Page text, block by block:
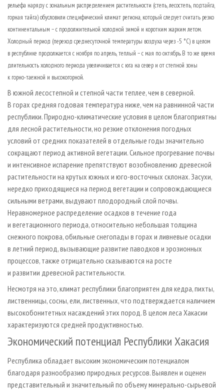
рельефа наряду с зональным распределением растительности (степь, лесостепь, подтайга,
горная тайга) обусловили специфический климат региона, который следует считать резко
континентальным − с продолжительной холодной зимой и коротким жарким летом.
Холодный период (переход среднесуточной температуры воздуха через -5 °С) в целом
в республике продолжается с ноября по апрель, теплый − с мая по октябрь. В то же время
длительность холодного периода увеличивается с юга на север и от степной зоны
к горно-таежной и высокогорной.
В южной лесостепной и степной части теплее, чем в северной.
В горах средняя годовая температура ниже, чем на равнинной части
республики. Природно-климатические условия в целом благоприятны
для лесной растительности, но резкие отклонения погодных
условий от средних показателей в отдельные годы значительно
сокращают период активной вегетации. Сильное прогревание почвы
и интенсивное испарение препятствуют возобновлению древесной
растительности на крутых южных и юго-восточных склонах. Засухи,
нередко приходящиеся на период вегетации и сопровождающиеся
сильными ветрами, выдувают плодородный слой почвы.
Неравномерное распределение осадков в течение года
и вегетационного периода, относительно небольшая толщина
снежного покрова, обильные снегопады в горах и ливневые осадки
в летний период, вызывающие развитие паводков и эрозионных
процессов, также отрицательно сказываются на росте
и развитии древесной растительности.
Несмотря на это, климат республики благоприятен для кедра, пихты,
лиственницы, сосны, ели, лиственных, что подтверждается наличием
высокобонитетных насаждений этих пород. В целом леса Хакасии
характеризуются средней продуктивностью.
Экономический потенциал Республики Хакасия
Республика обладает высоким экономическим потенциалом
благодаря разнообразию природных ресурсов. Выявлен и оценен
представительный и значительный по объему минерально-сырьевой